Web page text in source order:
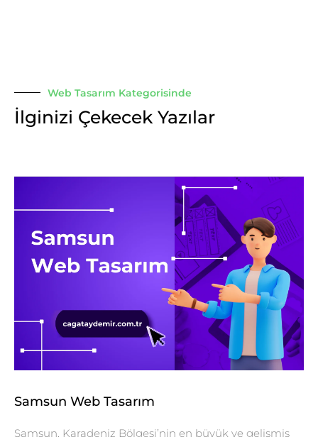
Web Tasarım Kategorisinde
İlginizi Çekecek Yazılar
Samsun Web Tasarım
Samsun, Karadeniz Bölgesi’nin en büyük ve gelişmiş